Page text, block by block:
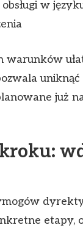
w
warunków
już
etapy,